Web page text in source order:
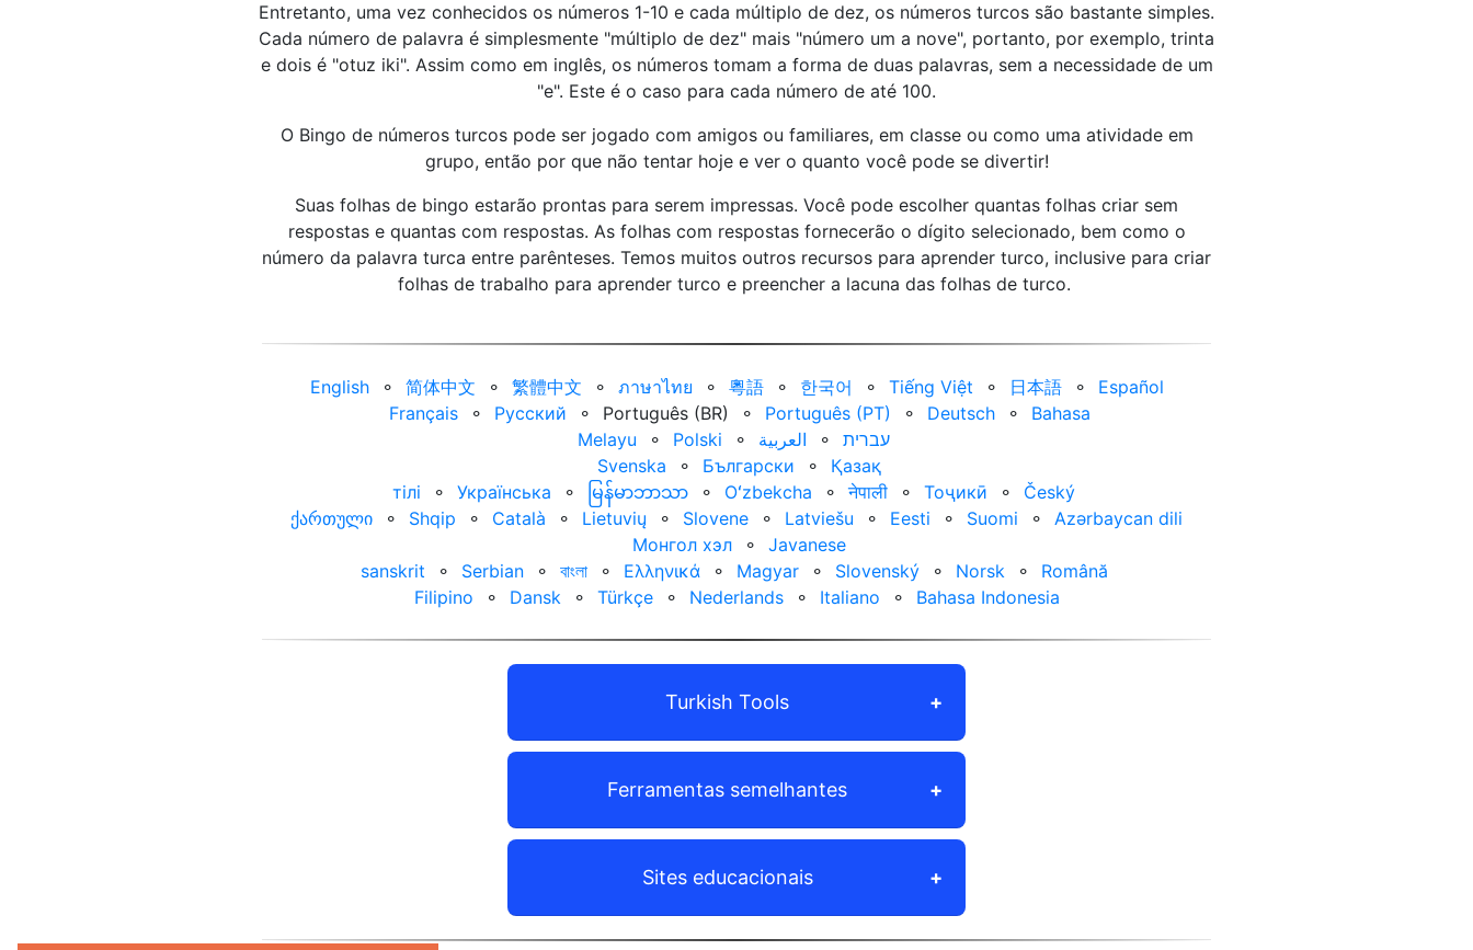
Entretanto, uma vez conhecidos os números 1-10 e cada múltiplo de dez, os números turcos são bastante simples.
Cada número de palavra é simplesmente "múltiplo de dez" mais "número um a nove", portanto, por exemplo, trinta
e dois é "otuz iki". Assim como em inglês, os números tomam a forma de duas palavras, sem a necessidade de um
"e". Este é o caso para cada número de até 100.
O Bingo de números turcos pode ser jogado com amigos ou familiares, em classe ou como uma atividade em
grupo, então por que não tentar hoje e ver o quanto você pode se divertir!
Suas folhas de bingo estarão prontas para serem impressas. Você pode escolher quantas folhas criar sem
respostas e quantas com respostas. As folhas com respostas fornecerão o dígito selecionado, bem como o
número da palavra turca entre parênteses. Temos muitos outros recursos para aprender turco, inclusive para criar
folhas de trabalho para aprender turco e preencher a lacuna das folhas de turco.
English ⚬ 简体中文 ⚬ 繁體中文 ⚬ ภาษาไทย ⚬ 粵語 ⚬ 한국어 ⚬ Tiếng Việt ⚬ 日本語 ⚬
Español
Français
⚬ Русский ⚬ Português (BR) ⚬ Português (PT) ⚬ Deutsch ⚬
Bahasa
Melayu
⚬ Polski ⚬ العربية‏ ⚬
עברית‏
Svenska
⚬ Български ⚬
Қазақ
тілі
⚬ Українська ⚬ မြန်မာဘာသာ ⚬ Oʻzbekcha ⚬ नेपाली ⚬ Тоҷикӣ ⚬
Český
ქართული
⚬ Shqip ⚬ Català ⚬ Lietuvių ⚬ Slovene ⚬ Latviešu ⚬ Eesti ⚬ Suomi ⚬
Azərbaycan dili
Монгол хэл
⚬
Javanese
sanskrit
⚬ Serbian ⚬ বাংলা ⚬ Ελληνικά ⚬ Magyar ⚬ Slovenský ⚬ Norsk ⚬
Română
Filipino
⚬ Dansk ⚬ Türkçe ⚬ Nederlands ⚬ Italiano ⚬ Bahasa Indonesia
Turkish Tools
Ferramentas semelhantes
Sites educacionais